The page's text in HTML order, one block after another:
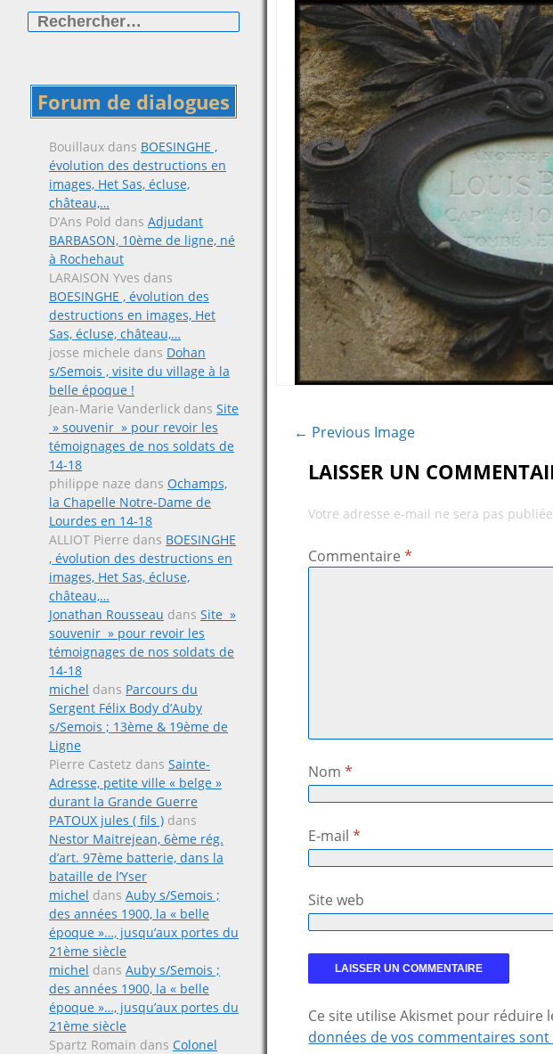
Forum de dialogues
Bouillaux dans BOESINGHE ,
évolution des destructions en
images, Het Sas, écluse,
château,…
D’Ans Pold dans Adjudant
BARBASON, 10ème de ligne, né
à Rochehaut
LARAISON Yves dans
BOESINGHE , évolution des
destructions en images, Het
Sas, écluse, château,…
josse michele dans Dohan
s/Semois , visite du village à la
belle époque !
Jean-Marie Vanderlick dans Site
» souvenir » pour revoir les
témoignages de nos soldats de
14-18
philippe naze dans Ochamps,
la Chapelle Notre-Dame de
Lourdes en 14-18
ALLIOT Pierre dans BOESINGHE
, évolution des destructions en
images, Het Sas, écluse,
château,…
Jonathan Rousseau dans Site »
souvenir » pour revoir les
témoignages de nos soldats de
14-18
michel dans Parcours du
Sergent Félix Body d’Auby
s/Semois ; 13ème & 19ème de
Ligne
Pierre Castetz dans Sainte-
Adresse, petite ville « belge »
durant la Grande Guerre
PATOUX jules ( fils ) dans
Nestor Maitrejean, 6ème rég.
d’art. 97ème batterie, dans la
bataille de l’Yser
michel dans Auby s/Semois ;
des années 1900, la « belle
époque »…, jusqu’aux portes du
21ème siècle
michel dans Auby s/Semois ;
des années 1900, la « belle
époque »…, jusqu’aux portes du
21ème siècle
Spartz Romain dans Colonel
← Previous Image
LAISSER UN
Votre adresse e-mail ne sera pas
Commentaire*
Nom*
E-mail*
Site web
Ce site utilise Akismet pour réduire
données de vos commentaires sont